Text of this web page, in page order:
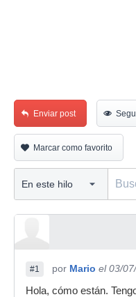
Enviar post
Marcar como favorito
#1 por Mario el 03/
Hola, cómo están.